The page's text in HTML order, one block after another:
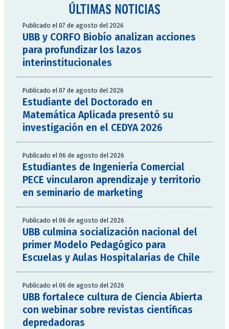
ÚLTIMAS NOTICIAS
Publicado el 07 de agosto del 2026
UBB y CORFO Biobío analizan acciones
para profundizar los lazos
interinstitucionales
Publicado el 07 de agosto del 2026
Estudiante del Doctorado en
Matemática Aplicada presentó su
investigación en el CEDYA 2026
Publicado el 06 de agosto del 2026
Estudiantes de Ingeniería Comercial
PECE vincularon aprendizaje y territorio
en seminario de marketing
Publicado el 06 de agosto del 2026
UBB culmina socialización nacional del
primer Modelo Pedagógico para
Escuelas y Aulas Hospitalarias de Chile
Publicado el 06 de agosto del 2026
UBB fortalece cultura de Ciencia Abierta
con webinar sobre revistas científicas
depredadoras